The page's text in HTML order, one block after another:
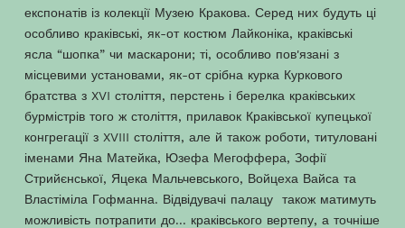
експонатів із колекції Музею Кракова. Серед них будуть ці
особливо краківські, як-от костюм Лайконіка, краківські
ясла “шопка” чи маскарони; ті, особливо пов'язані з
місцевими установами, як-от срібна курка Куркового
братства з XVI століття, перстень і берелка краківських
бурмістрів того ж століття, прилавок Краківської купецької
конгрегації з XVIII століття, але й також роботи, титуловані
іменами Яна Матейка, Юзефа Мегоффера, Зофії
Стрийєнської, Яцека Мальчевського, Войцеха Вайса та
Властіміла Гофманна. Відвідувачі палацу також матимуть
можливість потрапити до... краківського вертепу, а точніше